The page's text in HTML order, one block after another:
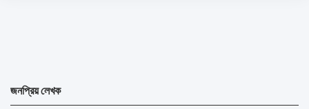
জনপ্রিয় লেখক